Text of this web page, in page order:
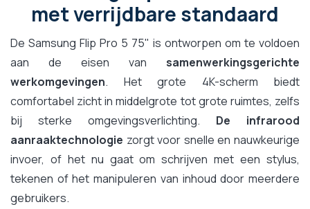
met verrijdbare standaard
De Samsung Flip Pro 5 75" is ontworpen om te voldoen
aan de eisen van samenwerkingsgerichte
werkomgevingen. Het grote 4K-scherm biedt
comfortabel zicht in middelgrote tot grote ruimtes, zelfs
bij sterke omgevingsverlichting. De infrarood
aanraaktechnologie zorgt voor snelle en nauwkeurige
invoer, of het nu gaat om schrijven met een stylus,
tekenen of het manipuleren van inhoud door meerdere
gebruikers.